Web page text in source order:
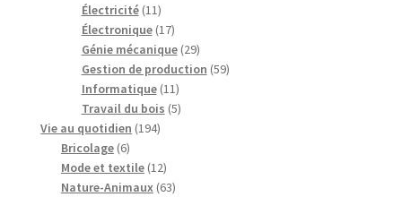
produits
Électricité 1111
produits
Électronique 1717
produits
Génie mécanique 2929
produits
Gestion de production 5959
Informatique 1111
produits
Travail du bois 55
Vie au quotidien 194194
Bricolage 66
produits
Mode et textile 1212
produits
Nature-Animaux 6363